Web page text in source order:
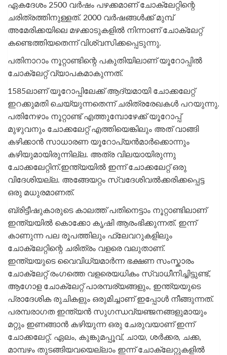
ഏകദേശം 2500 വർഷം പഴക്കമാണ് ചോക്ലേറ്റിന്റെ
ചരിത്രത്തിനുള്ളത്. 2000 വർഷങ്ങൾക്ക് മുമ്പ്
അമേരിക്കയിലെ മഴക്കാടുകളിൽ നിന്നാണ് ചോക്ലേറ്റ്
കണ്ടെത്തിയതെന്ന് വിശ്വസിക്കപ്പെടുന്നു.
പതിനാറാം നൂറ്റാണ്ടിന്റെ പകുതിയിലാണ് യൂറോപ്പിൽ
ചോക്ലേറ്റ് വ്യാപകമാകുന്നത്.
1585ലാണ് യൂറോപ്പിലേക്ക് ആദ്യമായി ചോക്കലേറ്റ്
ഇറക്കുമതി ചെയ്യുന്നതെന്ന് ചരിത്രരേഖകൾ പറയുന്നു.
പതിനേഴാം നൂറ്റാണ്ട് എത്തുമ്പോഴേക്ക് യൂറോപ്പ്
മുഴുവനും ചോക്കലേറ്റ് എത്തിയെങ്കിലും അത് വാങ്ങി
കഴിക്കാൻ സാധാരണ യൂറോപ്യൻമാർക്കൊന്നും
കഴിയുമായിരുന്നില്ല. അത്ര വിലയായിരുന്നു
ചോക്കലേറ്റിന്.ഇന്ത്യയിൽ ഇന്ന് ചോക്കലേറ്റ് ഒരു
വിദേശിയല്ല. അങ്ങേയറ്റം സ്വദേശിവൽക്കരിക്കപ്പെട്ട
ഒരു മധുരമാണത്.
ബ്രിട്ടീഷുകാരുടെ കാലത്ത് പതിനെട്ടാം നൂറ്റാണ്ടിലാണ്
ഇന്ത്യയിൽ കൊക്കോ കൃഷി ആരംഭിക്കുന്നത്. ഇന്ന്
കാണുന്ന പല രൂപത്തിലും ഫ്ലേവറുകളിലും
ചോക്ലേറ്റിന്റെ ചരിത്രം വളരെ വലുതാണ്.
ഇന്ത്യയുടെ വൈവിധ്യമാർന്ന ഭക്ഷണ സംസ്കാരം
ചോക്ലേറ്റ് രംഗത്തെ വളരെയധികം സ്വാധീനിച്ചിട്ടുണ്ട്,
ആഗോള ചോക്ലേറ്റ് പാരമ്പര്യങ്ങളും, ഇന്ത്യയുടെ
പ്രാദേശിക രുചികളും ഒരുമിച്ചാണ് ഇപ്പോൾ നീങ്ങുന്നത്.
പരമ്പരാഗത ഇന്ത്യൻ സുഗന്ധവ്യഞ്ജനങ്ങളുമായും
മറ്റും ഇണങ്ങാൻ കഴിയുന്ന ഒരു ചേരുവയാണ് ഇന്ന്
ചോക്കലേറ്റ്. ഏലം, കുങ്കുമപ്പൂവ്, ചായ, ശർക്കര, ചക്ക,
മാമ്പഴം തുടങ്ങിയവയെല്ലാം ഇന്ന് ചോക്ലേറ്റുകളിൽ